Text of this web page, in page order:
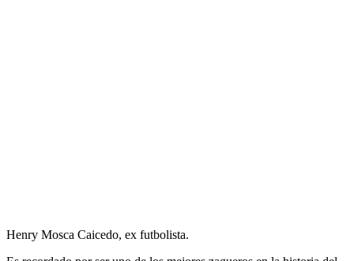
Henry Mosca Caicedo, ex futbolista.